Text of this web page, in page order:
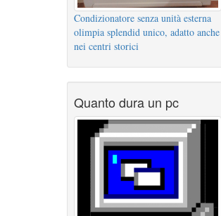
Condizionatore senza unità esterna
olimpia splendid unico, adatto anche
nei centri storici
Quanto dura un pc